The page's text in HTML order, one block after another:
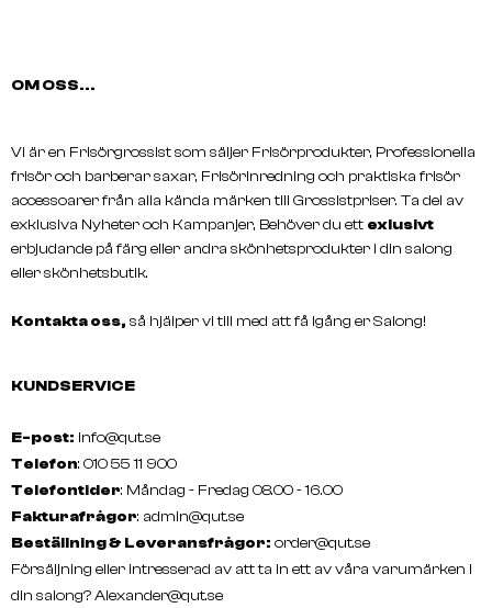
OM OSS...
Vi är en Frisörgrossist som säljer Frisörprodukter, Professionella
frisör och barberar saxar, Frisörinredning och praktiska frisör
accessoarer från alla kända märken till Grossistpriser. Ta del av
exklusiva Nyheter och Kampanjer, Behöver du ett exlusivt
erbjudande på färg eller andra skönhetsprodukter i din salong
eller skönhetsbutik.
Kontakta oss, så hjälper vi till med att få igång er Salong!
KUNDSERVICE
E-post: info@qut.se
Telefon: 010 55 11 900
Telefontider: Måndag - Fredag 08.00 - 16.00
Fakturafrågor: admin@qut.se
Beställning & Leveransfrågor: order@qut.se
Försäljning eller intresserad av att ta in ett av våra varumärken i
din salong?Alexander@qut.se